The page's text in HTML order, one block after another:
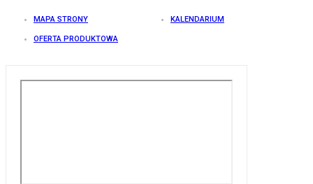
MAPA STRONY KALENDARIUM
OFERTA PRODUKTOWA